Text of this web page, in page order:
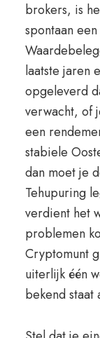
brokers, is
spontaan
laatste jaren
opgeleverd
verwacht, of
een
stabiele
dan moet je
Tehupuring
verdient het
problemen
Cryptomunt
uiterlijk één
bekend staat